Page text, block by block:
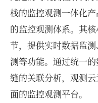
栈的监控观测一体化
的监控观测体系。其
节，提供实时数据监
测等功能。通过统一
缝的关联分析，观测
面的监控观测平台。